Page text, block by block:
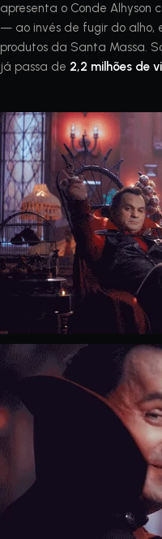
apresenta o Conde Alhyson
— ao invés de fugir do alho,
produtos da Santa Massa.
já passa de 2,2 milhões de